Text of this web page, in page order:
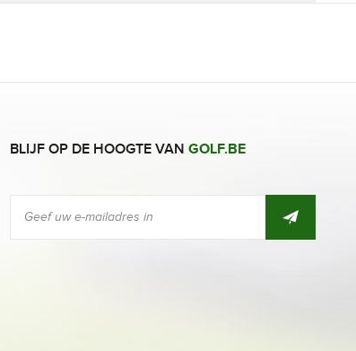
BLIJF OP DE HOOGTE VAN GOLF.BE